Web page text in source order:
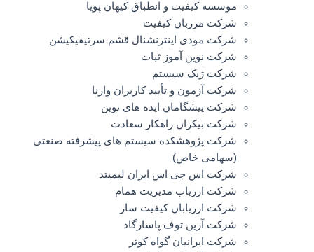
موسسه کیفیت و انطباق کیهان پویا
شرکت مرزبان کیفیت
شرکت مودی اینترنشنال قشم سرتیفیکیشن
شرکت نوین آموز ثبات
شرکت ژیک سیستم
شرکت آزمون و تأیید کاربران وارنا
شرکت پیشگامان ایده های نوین
شرکت بیکران راهکار سعادت
شرکت پژوهشکده سیستم های پیشرفته صنعتی
(سهامی خاص)
شرکت اس جی اس ایران لیمیتد
شرکت ارزیاب مدیریت همام
شرکت ارزیابان کیفیت ساز
شرکت آرین توف پاسارگاد
شرکت ایرانیان گواه کوثر